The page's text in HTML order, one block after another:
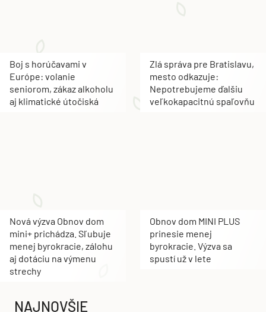
Boj s horúčavami v
Európe: volanie
seniorom, zákaz alkoholu
aj klimatické útočiská
Zlá správa pre Bratislavu,
mesto odkazuje:
Nepotrebujeme ďalšiu
veľkokapacitnú spaľovňu
Nová výzva Obnov dom
mini+ prichádza. Sľubuje
menej byrokracie, zálohu
aj dotáciu na výmenu
strechy
Obnov dom MINI PLUS
prinesie menej
byrokracie. Výzva sa
spustí už v lete
NAJNOVŠIE